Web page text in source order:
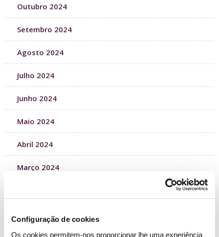
Configuração de cookies
Os cookies permitem-nos proporcionar lhe uma experiência
Outubro 2024
Setembro 2024
Agosto 2024
Julho 2024
Junho 2024
Maio 2024
Abril 2024
Março 2024